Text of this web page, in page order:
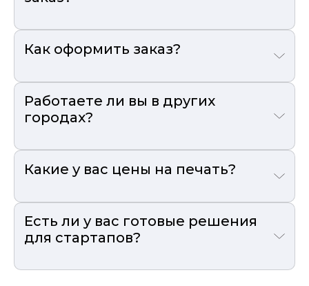
Как оформить заказ?
Работаете ли вы в других
городах?
Какие у вас цены на печать?
Есть ли у вас готовые решения
для стартапов?